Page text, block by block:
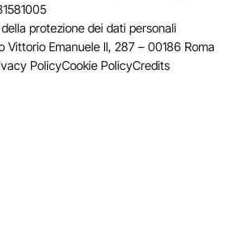
protezione dei dati personali
Vittorio Emanuele II, 287 – 00186 Roma
PolicyCookie PolicyCredits